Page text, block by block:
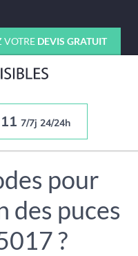
VOTRE DEVIS GRATUIT
7/7j 24/24h
pour
des puces
?